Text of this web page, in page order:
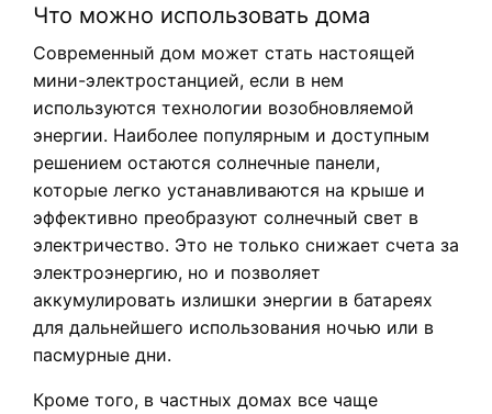
Что можно использовать дома
Современный дом может стать настоящей
мини-электростанцией, если в нем
используются технологии возобновляемой
энергии. Наиболее популярным и доступным
решением остаются солнечные панели,
которые легко устанавливаются на крыше и
эффективно преобразуют солнечный свет в
электричество. Это не только снижает счета за
электроэнергию, но и позволяет
аккумулировать излишки энергии в батареях
для дальнейшего использования ночью или в
пасмурные дни.
Кроме того, в частных домах все чаще